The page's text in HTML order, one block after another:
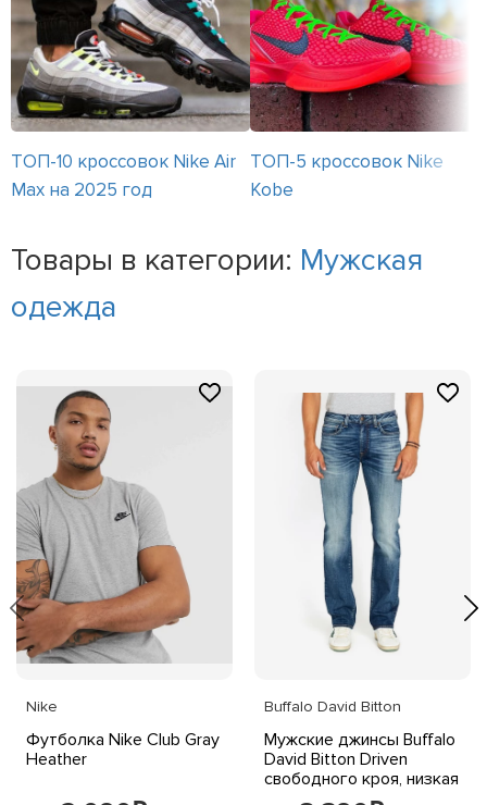
ТОП-10 кроссовок Nike Air
Max на 2025 год
ТОП-5 кроссовок Nike
Kobe
Товары в категории: Мужская
одежда
Nike
Футболка Nike Club Gray
Heather
Buffalo David Bitton
Мужские джинсы Buffalo
David Bitton Driven
свободного кроя, низкая
посадка, стрейч-деним,